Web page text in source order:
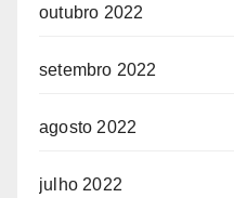
outubro 2022
setembro 2022
agosto 2022
julho 2022